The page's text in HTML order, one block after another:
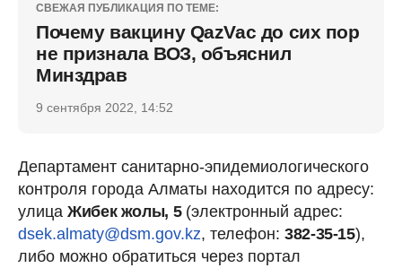
СВЕЖАЯ ПУБЛИКАЦИЯ ПО ТЕМЕ:
Почему вакцину QazVac до сих пор
не признала ВОЗ, объяснил
Минздрав
9 сентября 2022, 14:52
Департамент санитарно-эпидемиологического
контроля города Алматы находится по адресу:
улица Жибек жолы, 5(электронный адрес:
dsek.almaty@dsm.gov.kz, телефон: 382-35-15),
либо можно обратиться через портал